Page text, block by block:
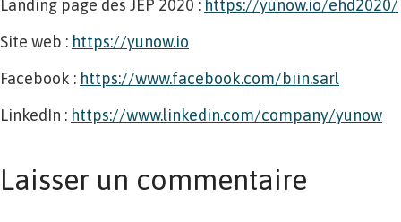
Landing page des JEP 2020 : https://yunow.io/ehd2020/
Site web : https://yunow.io
Facebook : https://www.facebook.com/biin.sarl
LinkedIn : https://www.linkedin.com/company/yunow
Laisser un commentaire